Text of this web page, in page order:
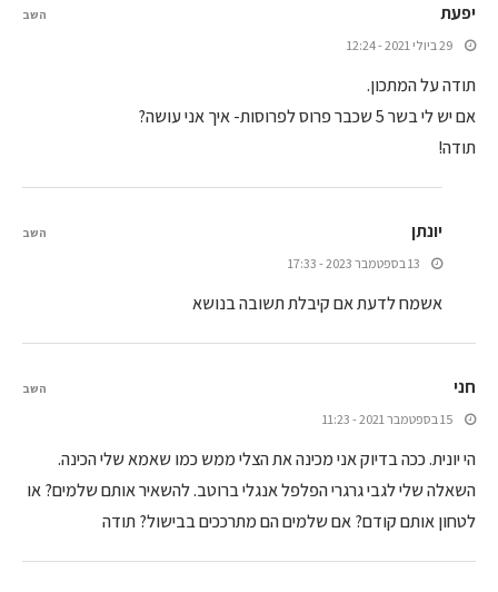
יפעת
29 ביולי 2021 - 12:24
תודה על המתכון.
אם יש לי בשר 5 שכבר פרוס לפרוסות- איך אני עושה?
תודה!
השב
יונתן
13 בספטמבר 2023 - 17:33
אשמח לדעת אם קיבלת תשובה בנושא
השב
חני
15 בספטמבר 2021 - 11:23
הי יונית. ככה בדיוק אני מכינה את הצלי ממש כמו שאמא שלי הכינה.
השאלה שלי לגבי גרגרי הפלפל אנגלי ברוטב. להשאיר אותם שלמים? או
לטחון אותם קודם? אם שלמים הם מתרככים בבישול? תודה
השב